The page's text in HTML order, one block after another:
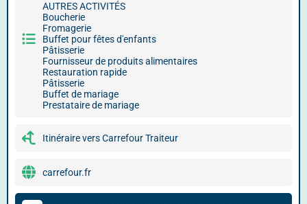
AUTRES ACTIVITÉS
Boucherie
Fromagerie
Buffet pour fêtes d'enfants
Pâtisserie
Fournisseur de produits alimentaires
Restauration rapide
Pâtisserie
Buffet de mariage
Prestataire de mariage
Itinéraire vers Carrefour Traiteur
carrefour.fr